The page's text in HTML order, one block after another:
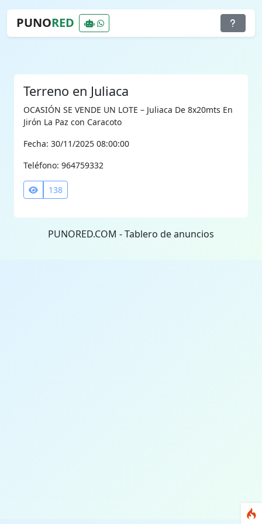
PUNORED
Terreno en Juliaca
OCASIÓN SE VENDE UN LOTE – Juliaca De 8x20mts En
Jirón La Paz con Caracoto
Fecha: 30/11/2025 08:00:00
Teléfono: 964759332
138
PUNORED.COM - Tablero de anuncios